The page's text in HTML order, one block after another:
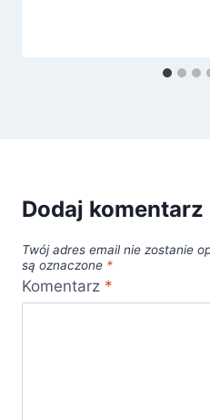
Dodaj komentarz
Twój adres email nie zostanie
są oznaczone *
Komentarz *